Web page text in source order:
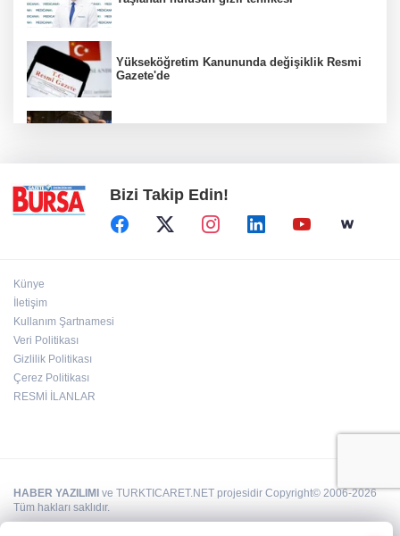
Yükseköğretim Kanununda değişiklik Resmi
Gazete'de
Bizi Takip Edin!
Künye
İletişim
Kullanım Şartnamesi
Veri Politikası
Gizlilik Politikası
Çerez Politikası
RESMİ İLANLAR
HABER YAZILIMI ve TURKTICARET.NET projesidir Copyright© 2006-2026
Tüm hakları saklıdır.